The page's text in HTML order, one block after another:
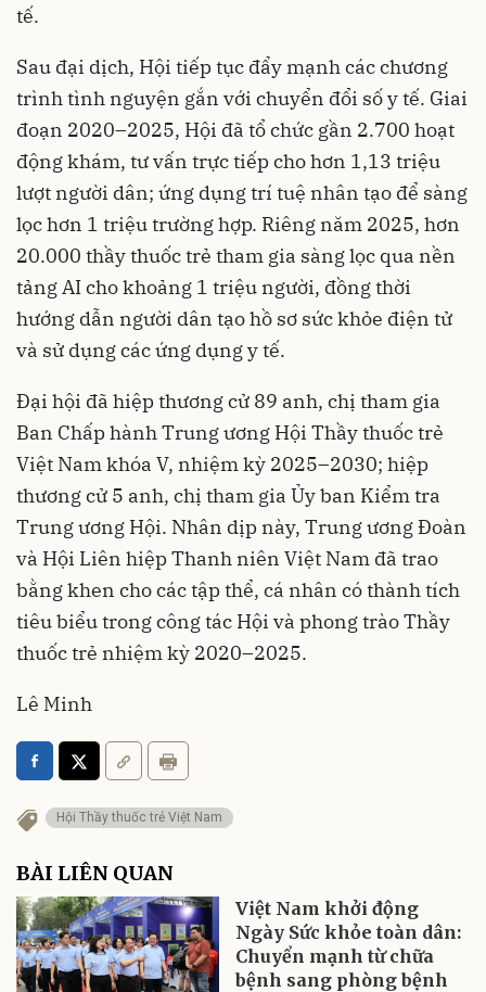
tế.
Sau đại dịch, Hội tiếp tục đẩy mạnh các chương
trình tình nguyện gắn với chuyển đổi số y tế. Giai
đoạn 2020–2025, Hội đã tổ chức gần 2.700 hoạt
động khám, tư vấn trực tiếp cho hơn 1,13 triệu
lượt người dân; ứng dụng trí tuệ nhân tạo để sàng
lọc hơn 1 triệu trường hợp. Riêng năm 2025, hơn
20.000 thầy thuốc trẻ tham gia sàng lọc qua nền
tảng AI cho khoảng 1 triệu người, đồng thời
hướng dẫn người dân tạo hồ sơ sức khỏe điện tử
và sử dụng các ứng dụng y tế.
Đại hội đã hiệp thương cử 89 anh, chị tham gia
Ban Chấp hành Trung ương Hội Thầy thuốc trẻ
Việt Nam khóa V, nhiệm kỳ 2025–2030; hiệp
thương cử 5 anh, chị tham gia Ủy ban Kiểm tra
Trung ương Hội. Nhân dịp này, Trung ương Đoàn
và Hội Liên hiệp Thanh niên Việt Nam đã trao
bằng khen cho các tập thể, cá nhân có thành tích
tiêu biểu trong công tác Hội và phong trào Thầy
thuốc trẻ nhiệm kỳ 2020–2025.
Lê Minh
Hội Thầy thuốc trẻ Việt Nam
BÀI LIÊN QUAN
Việt Nam khởi động
Ngày Sức khỏe toàn dân:
Chuyển mạnh từ chữa
bệnh sang phòng bệnh